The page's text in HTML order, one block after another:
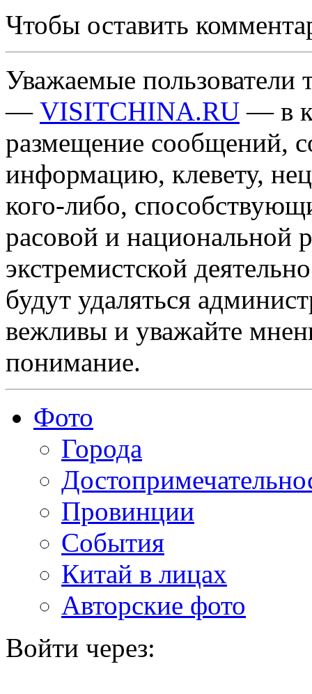
Чтобы оставить
Уважаемые пользователи
— VISITCHINA.RU — в
размещение сообщений,
информацию, клевету,
кого-либо,
расовой и национальной
экстремистской
будут удаляться
вежливы и уважайте
понимание.
Фото
Города
Провинции
События
Китай в лицах
Авторские фото
Войти через: